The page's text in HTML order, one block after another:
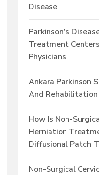
Disease
Parkinson’s
Treatment
Physicians
Ankara Parkinson
And Rehabilitation
How Is Non-
Herniation
Diffusional Patch
Non-Surgical